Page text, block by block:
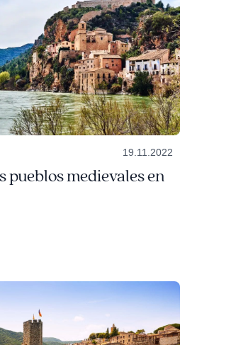
19.11.2022
pueblos medievales en